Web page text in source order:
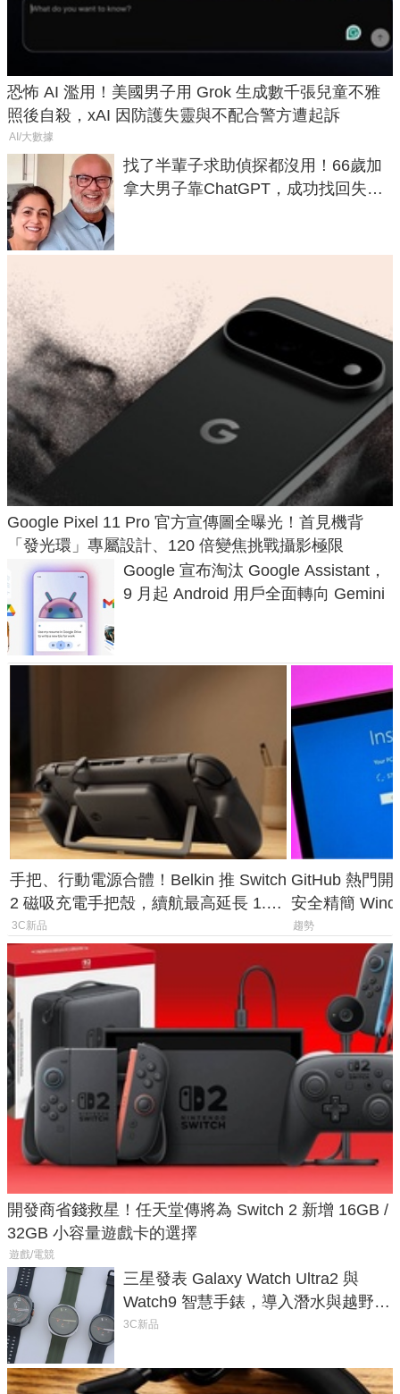
恐怖 AI 濫用！美國男子用 Grok 生成數千張兒童不雅
照後自殺，xAI 因防護失靈與不配合警方遭起訴
AI/大數據
找了半輩子求助偵探都沒用！66歲加
拿大男子靠ChatGPT，成功找回失散
Google Pixel 11 Pro 官方宣傳圖全曝光！首見機背
「發光環」專屬設計、120 倍變焦挑戰攝影極限
Google 宣布淘汰 Google Assistant，
9 月起 Android 用戶全面轉向 Gemini
手把、行動電源合體！Belkin 推 Switch
2 磁吸充電手把殼，續航最高延長 1.5
倍
3C新品
GitHub 熱門開
安全精簡
後台追蹤
趨勢
開發商省錢救星！任天堂傳將為 Switch 2 新增 16GB /
32GB 小容量遊戲卡的選擇
遊戲/電競
三星發表 Galaxy Watch Ultra2 與
Watch9 智慧手錶，導入潛水與越野跑
導航功能
3C新品